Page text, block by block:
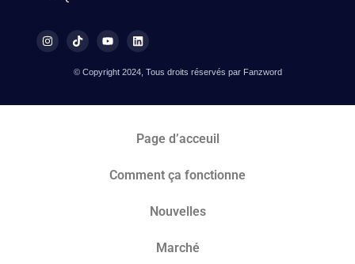
© Copyright 2024, Tous droits réservés par Fanzword
Page d’acceuil
Comment ça fonctionne
Nouvelles
Marché​